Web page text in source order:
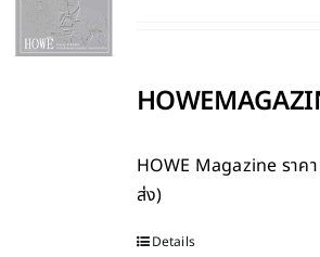
HOWE Magazine ราค
ส่ง)
Details